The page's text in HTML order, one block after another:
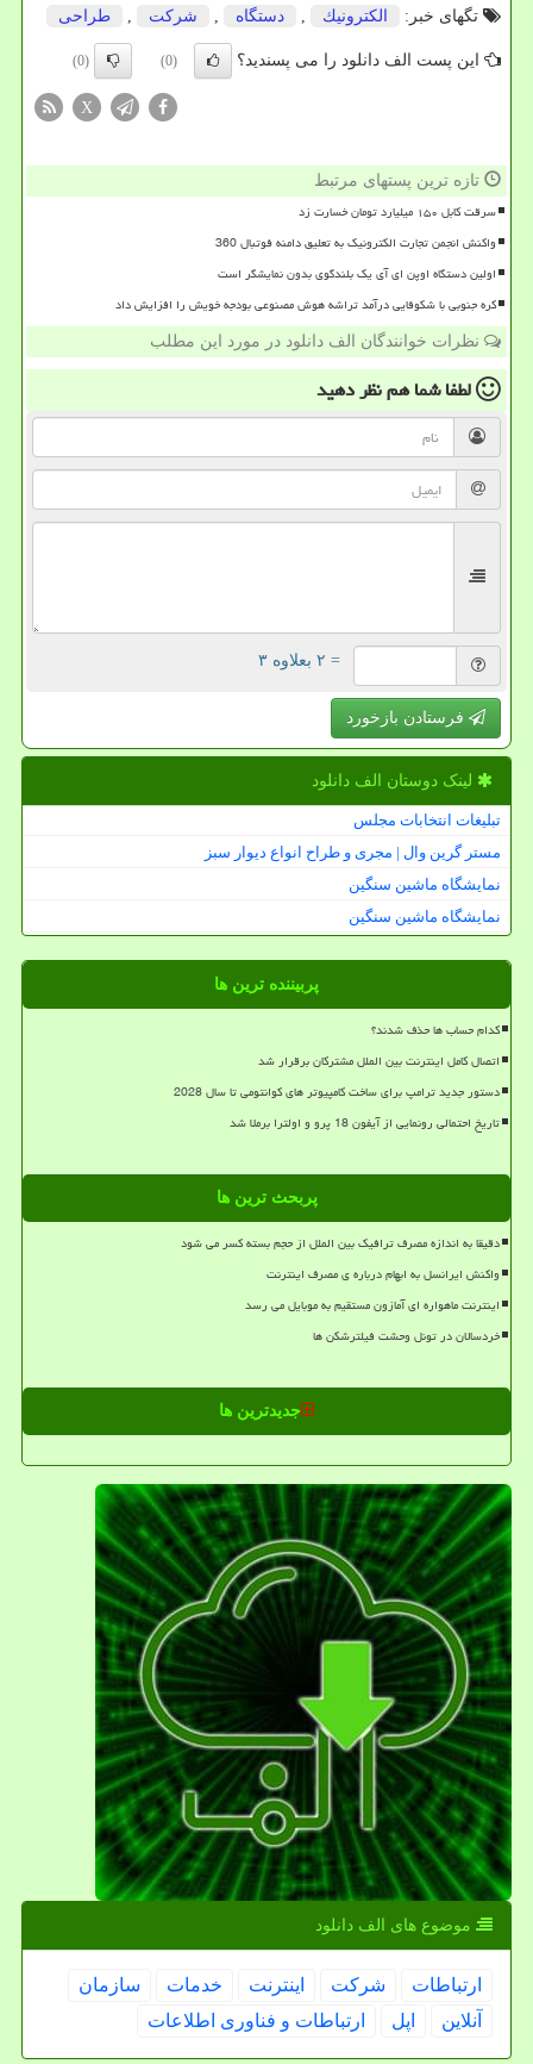
تگهای خبر:
الكترونیك , دستگاه , شركت , طراحی
این پست الف دانلود را می پسندید؟ (0)
(0)
X
تازه ترین پستهای مرتبط
سرقت کابل ۱۵۰ میلیارد تومان خسارت زد
واکنش انجمن تجارت الکترونیک به تعلیق دامنه فوتبال 360
اولین دستگاه اوپن ای آی یک بلندگوی بدون نمایشگر است
کره جنوبی با شکوفایی درآمد تراشه هوش مصنوعی بودجه خویش را افزایش داد
نظرات خوانندگان الف دانلود در مورد این مطلب
لطفا شما همنظر دهید
= ۲ بعلاوه ۳
فرستادن بازخورد
لینک دوستان الف دانلود
تبلیغات انتخابات مجلس
مستر گرین وال | مجری و طراح انواع دیوار سبز
نمایشگاه ماشین سنگین
نمایشگاه ماشین سنگین
پربیننده ترین ها
کدام حساب ها حذف شدند؟
اتصال کامل اینترنت بین الملل مشترکان برقرار شد
دستور جدید ترامپ برای ساخت کامپیوتر های کوانتومی تا سال 2028
تاریخ احتمالی رونمایی از آیفون 18 پرو و اولترا برملا شد
پربحث ترین ها
دقیقا به اندازه مصرف ترافیک بین الملل از حجم بسته کسر می شود
واکنش ایرانسل به ابهام درباره ی مصرف اینترنت
اینترنت ماهواره ای آمازون مستقیم به موبایل می رسد
خردسالان در تونل وحشت فیلترشکن ها
جدیدترین ها
موضوع های الف دانلود
ارتباطات شركت اینترنت خدمات
سازمان
آنلاین
اپل ارتباطات و فناوری اطلاعات